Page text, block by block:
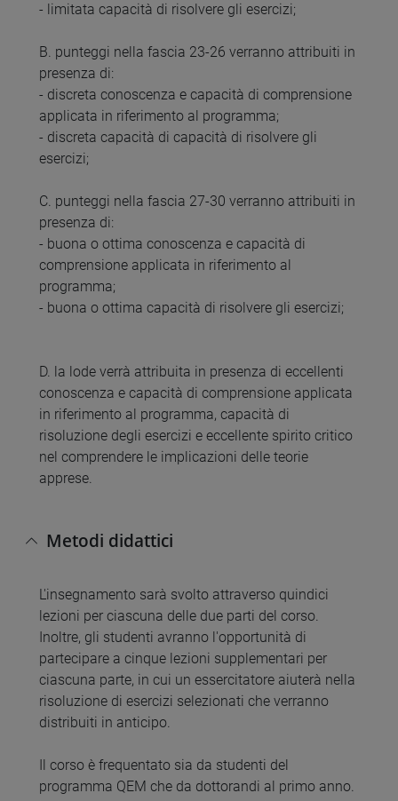
- limitata capacità di risolvere gli esercizi;
B. punteggi nella fascia 23-26 verranno attribuiti in
presenza di:
- discreta conoscenza e capacità di comprensione
applicata in riferimento al programma;
- discreta capacità di capacità di risolvere gli
esercizi;
C. punteggi nella fascia 27-30 verranno attribuiti in
presenza di:
- buona o ottima conoscenza e capacità di
comprensione applicata in riferimento al
programma;
- buona o ottima capacità di risolvere gli esercizi;
D. la lode verrà attribuita in presenza di eccellenti
conoscenza e capacità di comprensione applicata
in riferimento al programma, capacità di
risoluzione degli esercizi e eccellente spirito critico
nel comprendere le implicazioni delle teorie
apprese.
Metodi didattici
L'insegnamento sarà svolto attraverso quindici
lezioni per ciascuna delle due parti del corso.
Inoltre, gli studenti avranno l'opportunità di
partecipare a cinque lezioni supplementari per
ciascuna parte, in cui un essercitatore aiuterà nella
risoluzione di esercizi selezionati che verranno
distribuiti in anticipo.
Il corso è frequentato sia da studenti del
programma QEM che da dottorandi al primo anno.